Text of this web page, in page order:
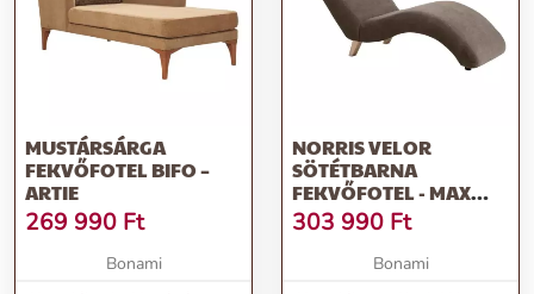
MUSTÁRSÁRGA
FEKVŐFOTEL BIFO –
ARTIE
269 990 Ft
Bonami
NORRIS VELOR
SÖTÉTBARNA
FEKVŐFOTEL - MAX
WINZER
303 990 Ft
Bonami